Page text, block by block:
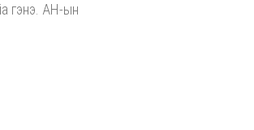
гэнэ. АН-ын